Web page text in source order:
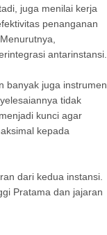
juga menilai kerja
penanganan
antarinstansi.
banyak juga instrumen
tidak
kunci agar
kepada
dari kedua instansi.
Pratama dan jajaran